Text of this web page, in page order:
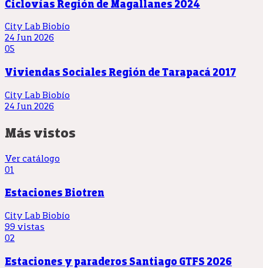
Ciclovías Región de Magallanes 2024
City Lab Biobío
24 Jun 2026
05
Viviendas Sociales Región de Tarapacá 2017
City Lab Biobío
24 Jun 2026
Más vistos
Ver catálogo
01
Estaciones Biotren
City Lab Biobío
99 vistas
02
Estaciones y paraderos Santiago GTFS 2026